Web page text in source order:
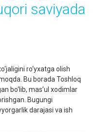
saviyada
ro‘yxatga olish
Bu borada Toshloq
bo‘lib, mas’ul xodimlar
Bugungi
darajasi va ish